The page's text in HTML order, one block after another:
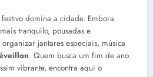
domina a cidade. Embora
tranquilo, pousadas e
jantares especiais, música
. Quem busca um fim de ano
vibrante, encontra aqui o